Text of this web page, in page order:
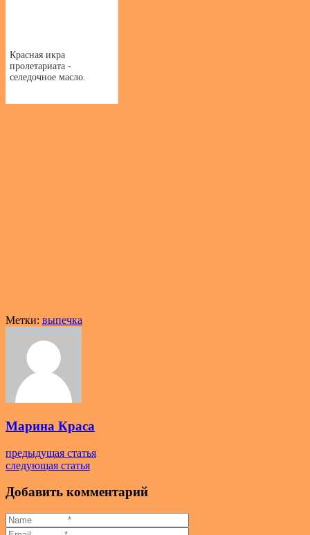
Красная икра
пролетариата -
селедочное масло.
Метки: выпечка
Марина Краса
предыдущая статья
следующая статья
Добавить комментарий